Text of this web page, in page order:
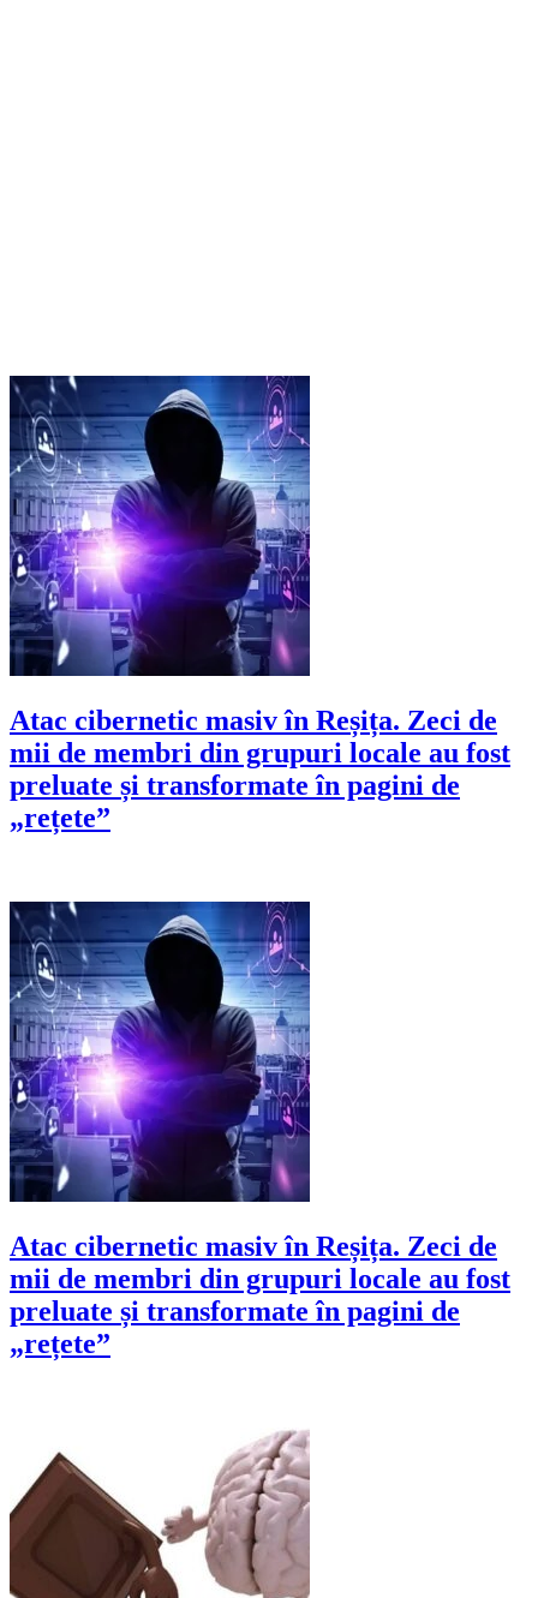
Atac cibernetic masiv în Reșița. Zeci de
mii de membri din grupuri locale au fost
preluate și transformate în pagini de
„rețete”
Atac cibernetic masiv în Reșița. Zeci de
mii de membri din grupuri locale au fost
preluate și transformate în pagini de
„rețete”